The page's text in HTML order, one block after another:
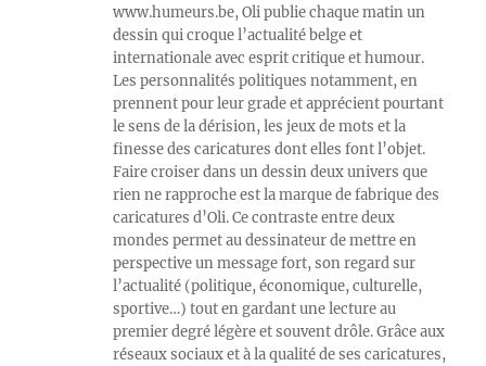
www.humeurs.be, Oli publie chaque matin un
dessin qui croque l’actualité belge et
internationale avec esprit critique et humour.
Les personnalités politiques notamment, en
prennent pour leur grade et apprécient pourtant
le sens de la dérision, les jeux de mots et la
finesse des caricatures dont elles font l’objet.
Faire croiser dans un dessin deux univers que
rien ne rapproche est la marque de fabrique des
caricatures d’Oli. Ce contraste entre deux
mondes permet au dessinateur de mettre en
perspective un message fort, son regard sur
l’actualité (politique, économique, culturelle,
sportive…) tout en gardant une lecture au
premier degré légère et souvent drôle. Grâce aux
réseaux sociaux et à la qualité de ses caricatures,